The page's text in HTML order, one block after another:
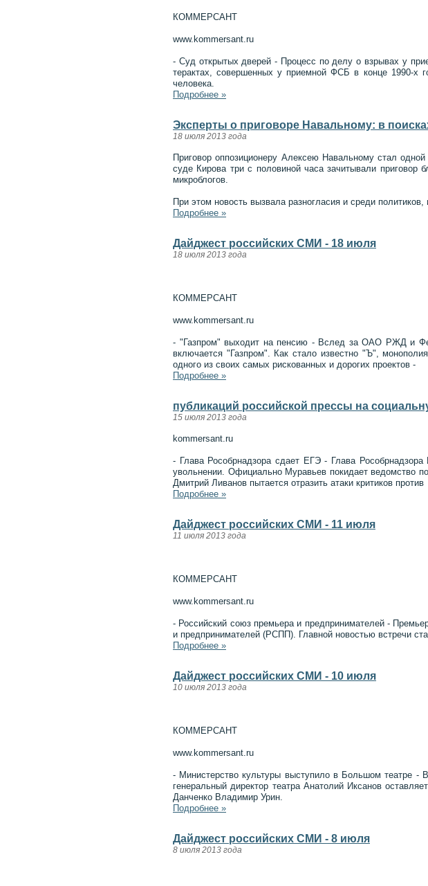
КОММЕРСАНТ
www.kommersant.ru
- Суд открытых дверей - Процесс по делу о взрывах у
терактах, совершенных у приемной ФСБ в конце 1990-х
человека.
Подробнее »
Эксперты о приговоре Навальному: в
18 июля 2013 года
Приговор оппозиционеру Алексею Навальному стал
суде Кирова три с половиной часа зачитывали
микроблогов.
При этом новость вызвала разногласия и среди
Подробнее »
Дайджест российских СМИ - 18 июля
18 июля 2013 года
КОММЕРСАНТ
www.kommersant.ru
- "Газпром" выходит на пенсию - Вслед за ОАО РЖД и
включается "Газпром". Как стало известно "Ъ",
одного из своих самых рискованных и дорогих проектов -
Подробнее »
публикаций российской прессы на
15 июля 2013 года
kommersant.ru
- Глава Рособрнадзора сдает ЕГЭ - Глава
увольнении. Официально Муравьев покидает ведомство
Дмитрий Ливанов пытается отразить атаки критиков против
Подробнее »
Дайджест российских СМИ - 11 июля
11 июля 2013 года
КОММЕРСАНТ
www.kommersant.ru
- Российский союз премьера и предпринимателей -
и предпринимателей (РСПП). Главной новостью встречи
Подробнее »
Дайджест российских СМИ - 10 июля
10 июля 2013 года
КОММЕРСАНТ
www.kommersant.ru
- Министерство культуры выступило в Большом театре
генеральный директор театра Анатолий Иксанов
Данченко Владимир Урин.
Подробнее »
Дайджест российских СМИ - 8 июля
8 июля 2013 года